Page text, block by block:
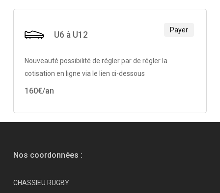
U6 à U12
Nouveauté possibilité de régler par de régler la
cotisation en ligne via le lien ci-dessous
160€/an
Payer
Nos coordonnées :
CHASSIEU RUGBY